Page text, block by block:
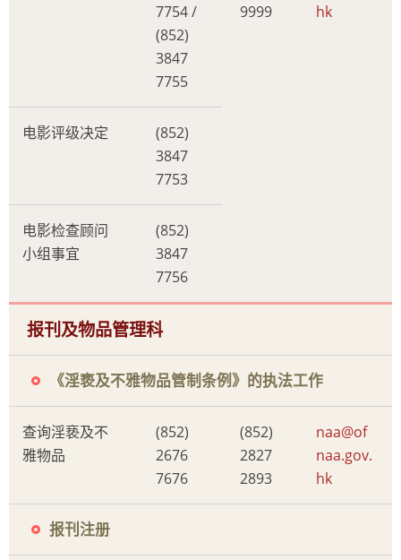
7754 /
(852)
3847
7755
9999
hk
电影评级决定
(852)
3847
7753
电影检查顾问
小组事宜
(852)
3847
7756
报刊及物品管理科
《淫亵及不雅物品管制条例》的执法工作
查询淫亵及不
雅物品
(852)
2676
7676
(852)
2827
2893
naa@of
naa.gov.
hk
报刊注册